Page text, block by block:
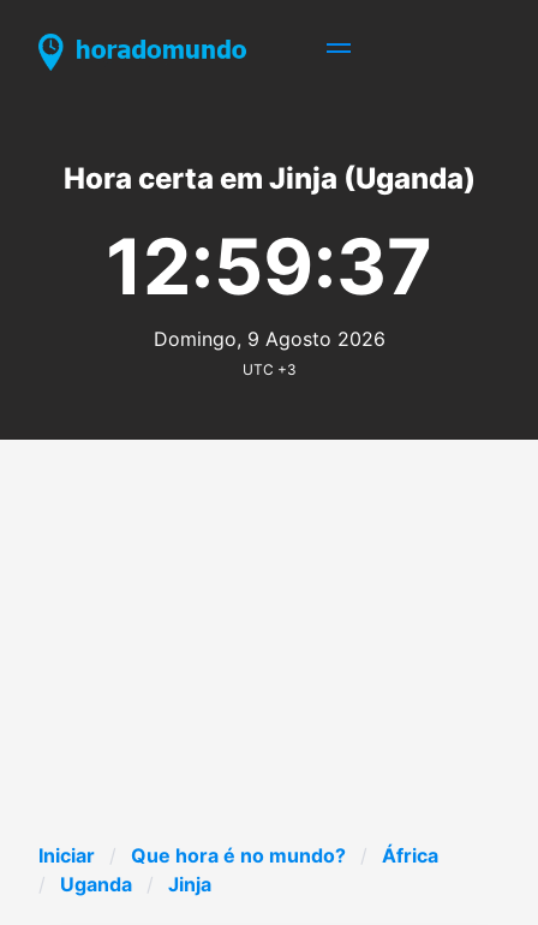
Hora certa em Jinja (Uganda)
12:59:37
Domingo, 9 Agosto 2026
UTC +3
Iniciar Que hora é no mundo?
África
Uganda
Jinja